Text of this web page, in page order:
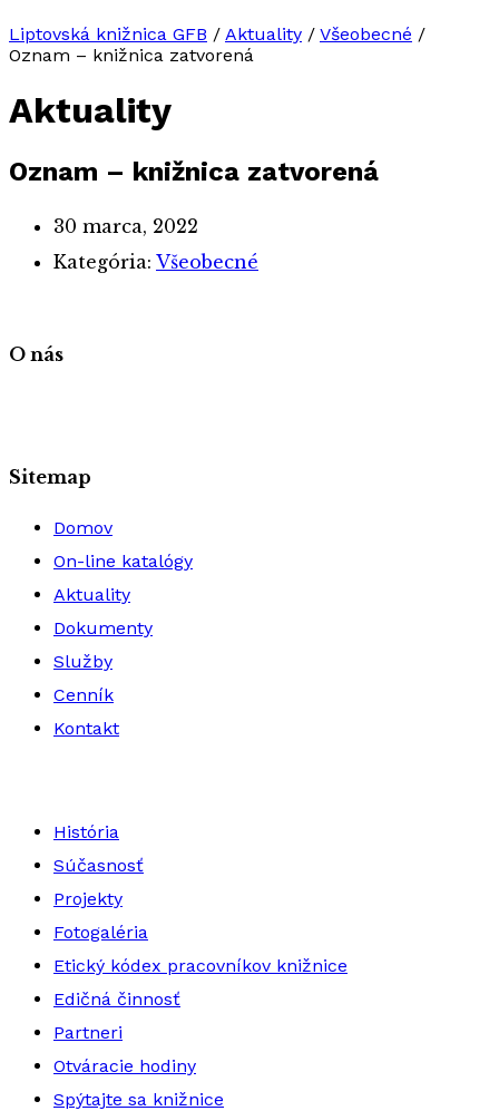
Liptovská knižnica GFB / Aktuality / Všeobecné /
Oznam – knižnica zatvorená
Aktuality
Oznam – knižnica zatvorená
30 marca, 2022
Kategória: Všeobecné
O nás
Sitemap
Domov
On-line katalógy
Aktuality
Dokumenty
Služby
Cenník
Kontakt
História
Súčasnosť
Projekty
Fotogaléria
Etický kódex pracovníkov knižnice
Edičná činnosť
Partneri
Otváracie hodiny
Spýtajte sa knižnice